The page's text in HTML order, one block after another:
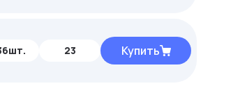
23 Купить